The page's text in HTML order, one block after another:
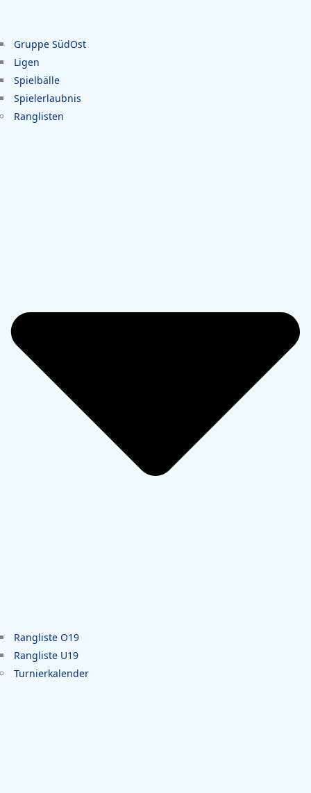
Gruppe SüdOst
Ligen
Spielbälle
Spielerlaubnis
Ranglisten
Rangliste O19
Rangliste U19
Turnierkalender